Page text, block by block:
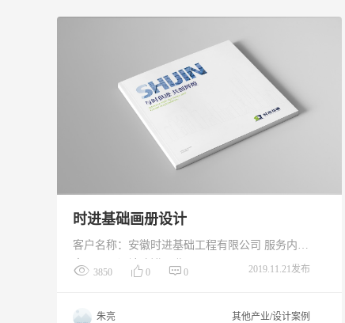
时进基础画册设计
客户名称：安徽时进基础工程有限公司 服务内
容：画册设计 创作日期：2019.11
3850 0 0 2019.11.21发布
朱亮 其他产业/设计案例